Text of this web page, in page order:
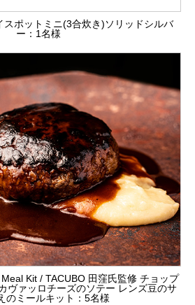
スポットミニ(3合炊き)ソリッドシルバ
ー：1名様
Kit / TACUBO 田窪氏監修 チョップ
ヴァッロチーズのソテー レンズ豆のサ
のミールキット：5名様